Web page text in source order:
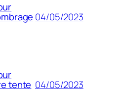
04/05/2023
tente 04/05/2023